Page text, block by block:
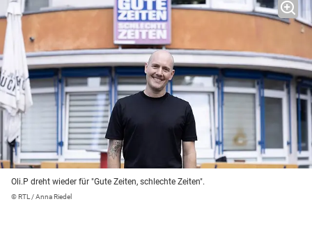
Oli.P dreht wieder für "Gute Zeiten, schlechte Zeiten".
© RTL / Anna Riedel